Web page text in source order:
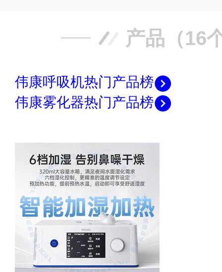
产品（16
伟康呼吸机热门产品榜
伟康雾化器热门产品榜